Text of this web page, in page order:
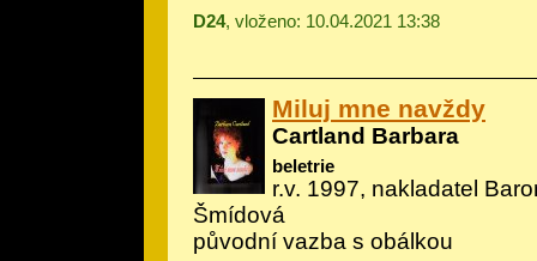
D24, vloženo: 10.04.2021 13:38
Miluj mne navždy
Cartland Barbara
beletrie
r.v. 1997, nakladatel
Šmídová
původní vazba s obálkou